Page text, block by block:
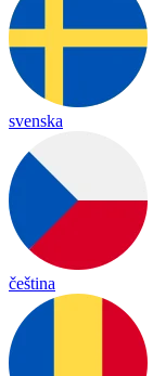
svenska
čeština